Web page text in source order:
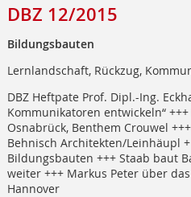
DBZ 12/2015
Bildungsbauten
Lernlandschaft, Rückzug,
DBZ Heftpate Prof. Dipl.-Ing.
Kommunikatoren entwickeln“
Osnabrück, Benthem Crouwel
Behnisch Architekten/Leinhäupl
Bildungsbauten +++ Staab baut
weiter +++ Markus Peter über
Hannover